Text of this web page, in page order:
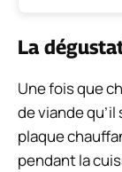
La
Une fois que
de viande
plaque
pendant la